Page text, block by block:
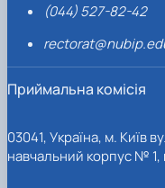
(044) 527-82-42
Приймальна комісія
03041, Україна, м. Київ
навчальний корпус № 1,